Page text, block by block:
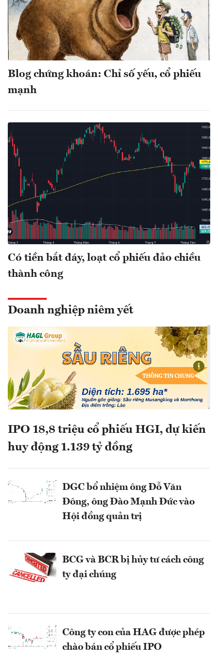
Blog chứng khoán: Chỉ số yếu, cổ phiếu
mạnh
Có tiền bắt đáy, loạt cổ phiếu đảo chiều
thành công
Doanh nghiệp niêm yết
IPO 18,8 triệu cổ phiếu HGI, dự kiến
huy động 1.139 tỷ đồng
DGC bổ nhiệm ông Đỗ Văn
Đông, ông Đào Mạnh Đức vào
Hội đồng quản trị
BCG và BCR bị hủy tư cách công
ty đại chúng
Công ty con của HAG được phép
chào bán cổ phiếu IPO